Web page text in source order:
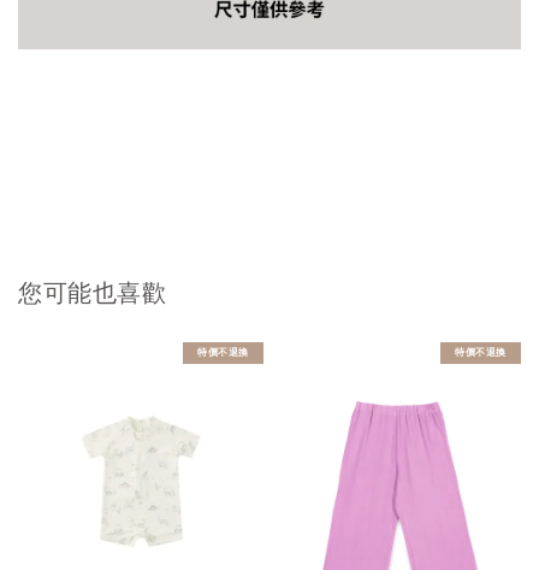
您可能也喜歡
特價不退換 特價不退換